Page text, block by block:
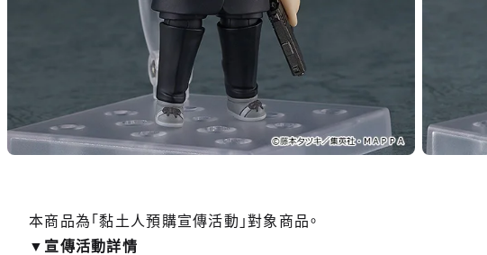
本商品為「黏土人預購宣傳活動」對象商品。
▼宣傳活動詳情